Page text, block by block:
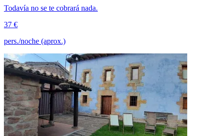
Todavía no se te cobrará nada.
37 €
pers./noche (aprox.)